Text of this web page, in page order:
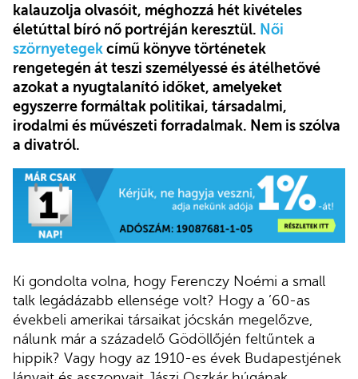
kalauzolja olvasóit, méghozzá hét kivételes
életúttal bíró nő portréján keresztül. Női
szörnyetegek című könyve történetek
rengetegén át teszi személyessé és átélhetővé
azokat a nyugtalanító időket, amelyeket
egyszerre formáltak politikai, társadalmi,
irodalmi és művészeti forradalmak. Nem is szólva
a divatról.
Ki gondolta volna, hogy Ferenczy Noémi a small
talk legádázabb ellensége volt? Hogy a ’60-as
évekbeli amerikai társaikat jócskán megelőzve,
nálunk már a századelő Gödöllőjén feltűntek a
hippik? Vagy hogy az 1910-es évek Budapestjének